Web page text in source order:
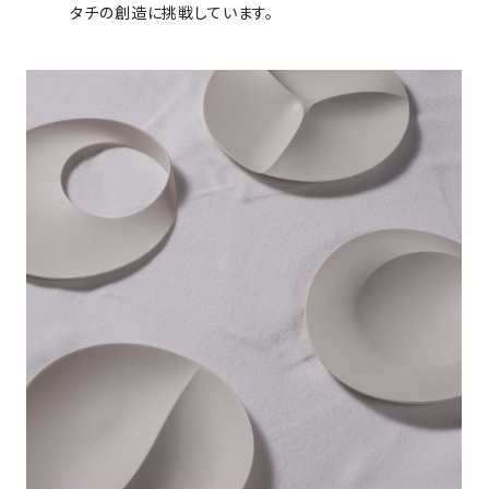
タチの創造に挑戦しています。